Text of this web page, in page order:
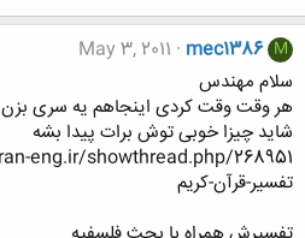
M
mec1386
May 3, 2011
سلام مهندس
هر وقت وقت کردی اینجاهم یه سری بزن
شاید چیزا خوبی توش برات پیدا بشه
تفسیر-قرآن-کریم